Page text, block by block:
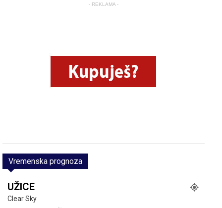
- REKLAMA -
Vremenska prognoza
UŽICE
Clear Sky